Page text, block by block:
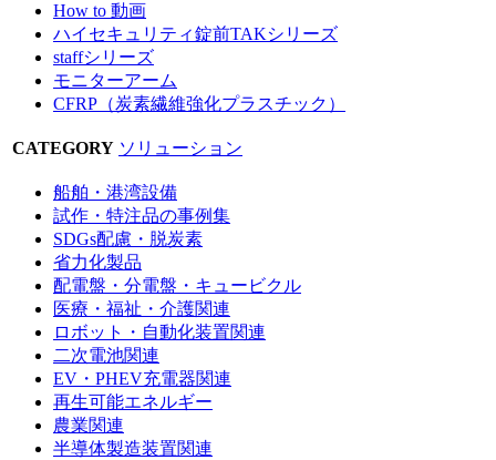
How to 動画
ハイセキュリティ錠前TAKシリーズ
staffシリーズ
モニターアーム
CFRP（炭素繊維強化プラスチック）
CATEGORY ソリューション
船舶・港湾設備
試作・特注品の事例集
SDGs配慮・脱炭素
省力化製品
配電盤・分電盤・キュービクル
医療・福祉・介護関連
ロボット・自動化装置関連
二次電池関連
EV・PHEV充電器関連
再生可能エネルギー
農業関連
半導体製造装置関連